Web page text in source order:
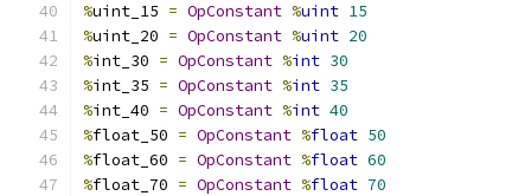
%uint_15 = OpConstant %uint 15
%uint_20 = OpConstant %uint 20
%int_30 = OpConstant %int 30
%int_35 = OpConstant %int 35
%int_40 = OpConstant %int 40
%float_50 = OpConstant %float 50
%float_60 = OpConstant %float 60
%float_70 = OpConstant %float 70